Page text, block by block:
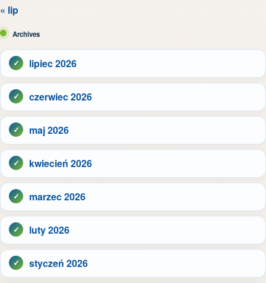
« lip
Archives
lipiec 2026
czerwiec 2026
maj 2026
kwiecień 2026
marzec 2026
luty 2026
styczeń 2026